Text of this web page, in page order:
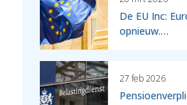
De EU Inc:
opnieuw.…
27 feb 2026